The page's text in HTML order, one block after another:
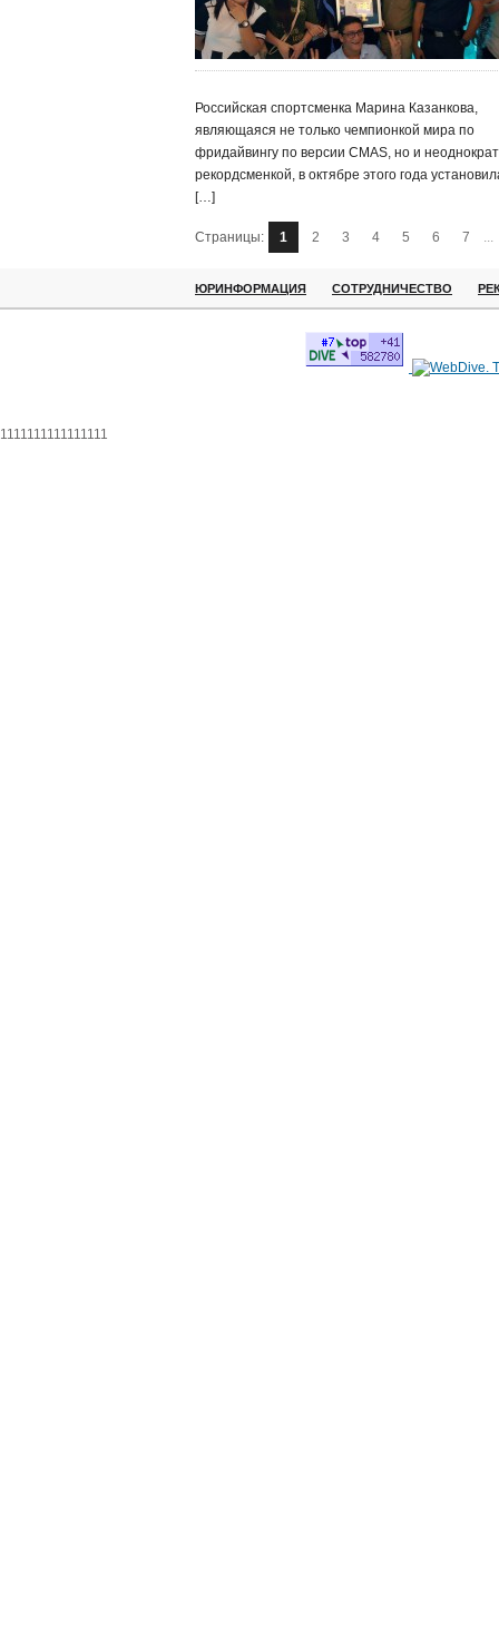
Российская спортсменка Марина Казанкова,
являющаяся не только чемпионкой мира по
фридайвингу по версии CMAS, но и
рекордсменкой, в октябре этого года
[…]
Страницы: 1 2 3 4 5 6 7 ...
ЮРИНФОРМАЦИЯ СОТРУДНИЧЕСТВО
1111111111111111